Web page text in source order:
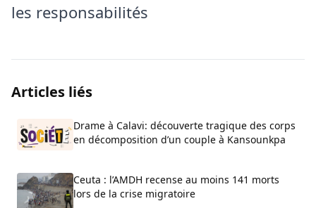
les responsabilités
Articles liés
Drame à Calavi: découverte tragique des corps
en décomposition d’un couple à Kansounkpa
Ceuta : l’AMDH recense au moins 141 morts
lors de la crise migratoire